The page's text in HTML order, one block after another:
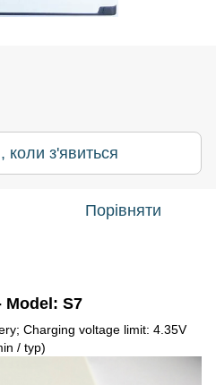
коли з'явиться
Порівняти
Model: S7
Charging voltage limit: 4.35V
/ typ)